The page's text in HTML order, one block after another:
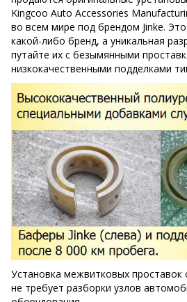
Kingcoo Auto Accessories
во всем мире под брендом Jinke.
какой-либо бренд, а уникальная
путайте их с безымянными
низкокачественными подделками
Установка межвитковых проставок
не требует разборки узлов